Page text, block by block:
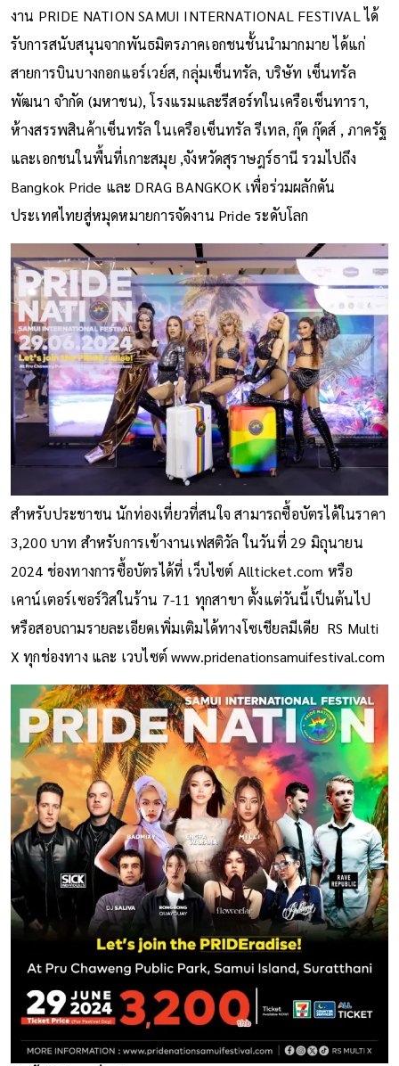
งาน PRIDE NATION SAMUI INTERNATIONAL FESTIVAL ได้
รับการสนับสนุนจากพันธมิตรภาคเอกชนชั้นนำมากมาย ได้แก่
สายการบินบางกอกแอร์เวย์ส, กลุ่มเซ็นทรัล, บริษัท เซ็นทรัล
พัฒนา จำกัด (มหาชน), โรงแรมและรีสอร์ทในเครือเซ็นทารา,
ห้างสรรพสินค้าเซ็นทรัล ในเครือเซ็นทรัล รีเทล, กุ๊ด กุ๊ดส์ , ภาครัฐ
และเอกชนในพื้นที่เกาะสมุย ,จังหวัดสุราษฎร์ธานี รวมไปถึง
Bangkok Pride และ DRAG BANGKOK เพื่อร่วมผลักดัน
ประเทศไทยสู่หมุดหมายการจัดงาน Pride ระดับโลก
สำหรับประชาชน นักท่องเที่ยวที่สนใจ สามารถซื้อบัตรได้ในราคา
3,200 บาท สำหรับการเข้างานเฟสติวัล ในวันที่ 29 มิถุนายน
2024 ช่องทางการซื้อบัตรได้ที่ เว็บไซต์ Allticket.com หรือ
เคาน์เตอร์เซอร์วิสในร้าน 7-11 ทุกสาขา ตั้งแต่วันนี้เป็นต้นไป
หรือสอบถามรายละเอียดเพิ่มเติมได้ทางโซเชียลมีเดีย RS Multi
X ทุกช่องทาง และ เวบไซต์www.pridenationsamuifestival.com